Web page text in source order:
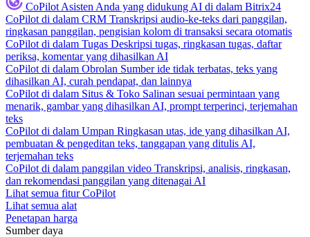
CoPilot Asisten Anda yang didukung AI di dalam Bitrix24
CoPilot di dalam CRM Transkripsi audio-ke-teks dari panggilan,
ringkasan panggilan, pengisian kolom di transaksi secara otomatis
CoPilot di dalam Tugas Deskripsi tugas, ringkasan tugas, daftar
periksa, komentar yang dihasilkan AI
CoPilot di dalam Obrolan Sumber ide tidak terbatas, teks yang
dihasilkan AI, curah pendapat, dan lainnya
CoPilot di dalam Situs & Toko Salinan sesuai permintaan yang
menarik, gambar yang dihasilkan AI, prompt terperinci, terjemahan
teks
CoPilot di dalam Umpan Ringkasan utas, ide yang dihasilkan AI,
pembuatan & pengeditan teks, tanggapan yang ditulis AI,
terjemahan teks
CoPilot di dalam panggilan video Transkripsi, analisis, ringkasan,
dan rekomendasi panggilan yang ditenagai AI
Lihat semua fitur CoPilot
Lihat semua alat
Penetapan harga
Sumber daya